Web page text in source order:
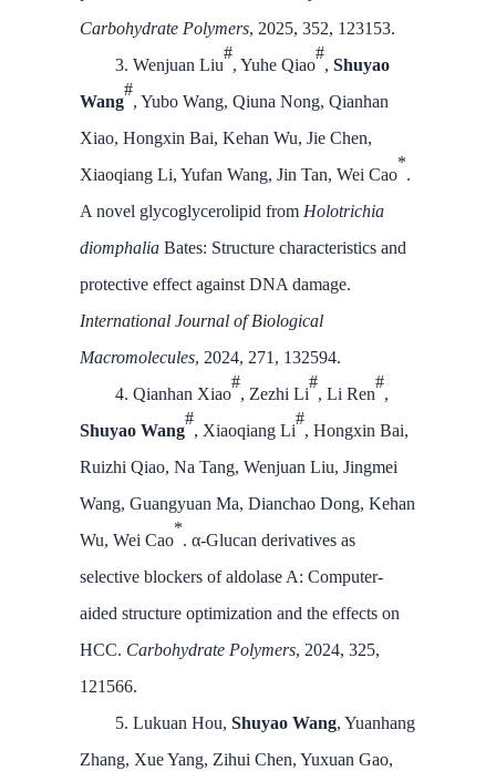
Carbohydrate Polymers, 2025, 352, 123153.
3. Wenjuan Liu
#
, Yuhe Qiao
#
, Shuyao
Wang
#
, Yubo Wang, Qiuna Nong, Qianhan
Xiao, Hongxin Bai, Kehan Wu, Jie Chen,
Xiaoqiang Li, Yufan Wang, Jin Tan, Wei Cao
*
.
A novel glycoglycerolipid from Holotrichia
diomphalia Bates: Structure characteristics and
protective effect against DNA damage.
International Journal of Biological
Macromolecules, 2024, 271, 132594.
4. Qianhan Xiao
#
, Zezhi Li
#
, Li Ren
#
,
Shuyao Wang
#
, Xiaoqiang Li
#
, Hongxin Bai,
Ruizhi Qiao, Na Tang, Wenjuan Liu, Jingmei
Wang, Guangyuan Ma, Dianchao Dong, Kehan
Wu, Wei Cao
*
. α-Glucan derivatives as
selective blockers of aldolase A: Computer-
aided structure optimization and the effects on
HCC. Carbohydrate Polymers, 2024, 325,
121566.
5. Lukuan Hou, Shuyao Wang, Yuanhang
Zhang, Xue Yang, Zihui Chen, Yuxuan Gao,